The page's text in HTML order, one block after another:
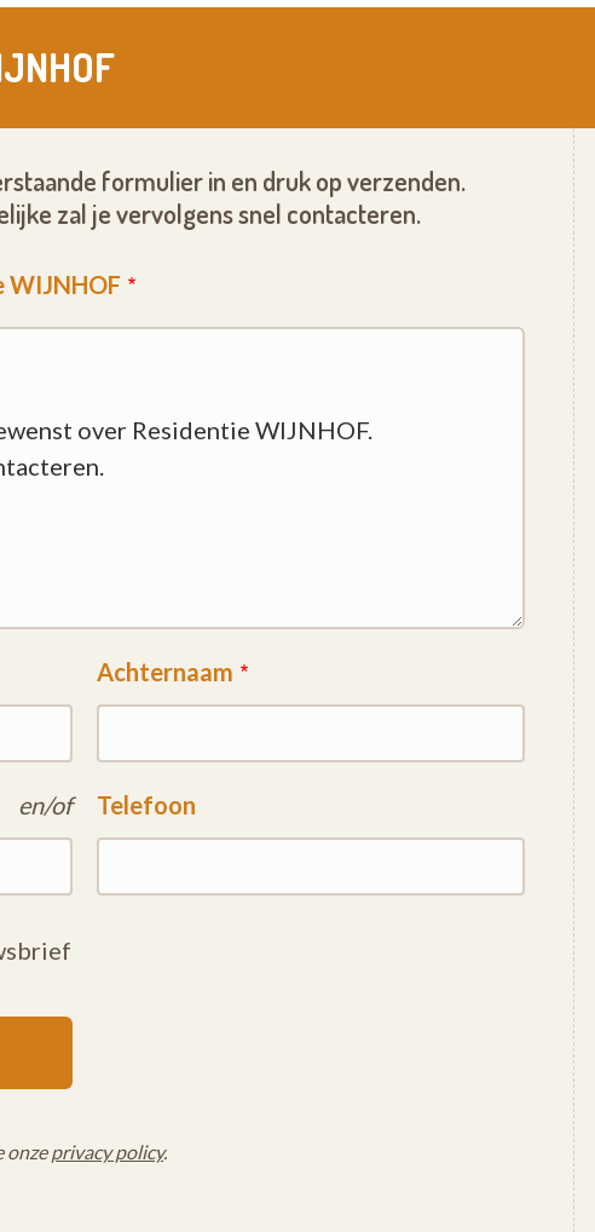
formulier in en druk op verzenden.
zal je vervolgens snel contacteren.
Achternaam
en/of Telefoon
onzeprivacy policy.